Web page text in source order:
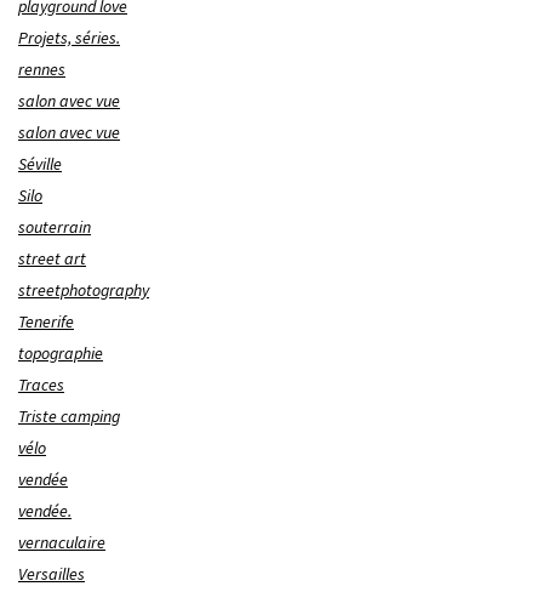
playground love
Projets, séries.
rennes
salon avec vue
salon avec vue
Séville
Silo
souterrain
street art
streetphotography
Tenerife
topographie
Traces
Triste camping
vélo
vendée
vendée.
vernaculaire
Versailles